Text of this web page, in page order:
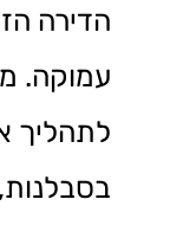
הדירה
עמוקה.
לתהליך